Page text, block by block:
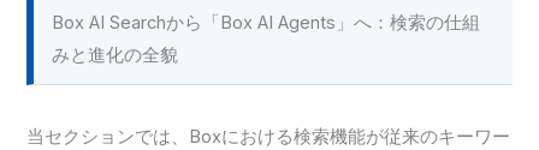
Box AI Searchから「Box AI Agents」へ：検索の仕組
みと進化の全貌
当セクションでは、Boxにおける検索機能が従来のキーワー